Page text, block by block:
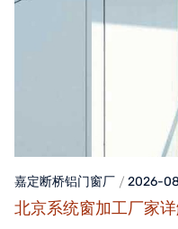
嘉定断桥铝门窗厂 2026-
北京系统窗加工厂家